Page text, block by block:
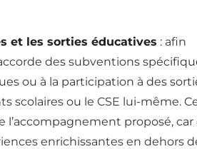
et les sorties éducatives : afin
des subventions
ou à la participation à des
scolaires ou le CSE lui-même.
proposé, car
enrichissantes en dehors